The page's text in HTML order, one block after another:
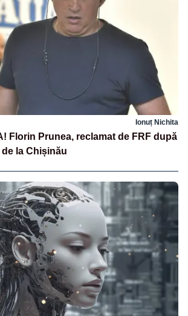
Ionuț Nichita
Florin Prunea, reclamat de FRF după
la Chișinău